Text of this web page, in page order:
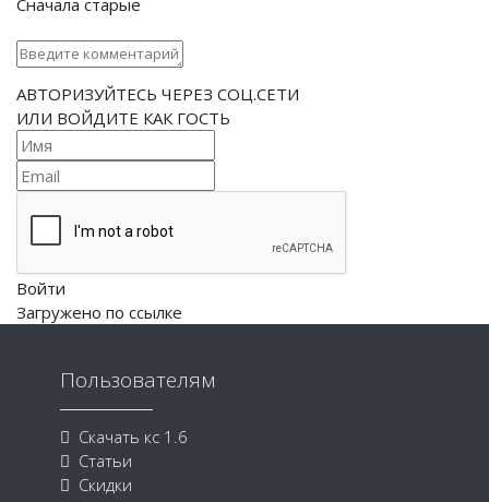
Сначала старые
АВТОРИЗУЙТЕСЬ ЧЕРЕЗ СОЦ.СЕТИ
ИЛИ ВОЙДИТЕ КАК ГОСТЬ
Войти
Загружено по ссылке
Пользователям
Скачать кс 1.6
Статьи
Скидки